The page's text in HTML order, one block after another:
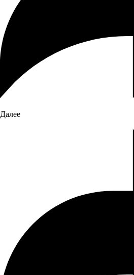
Далее